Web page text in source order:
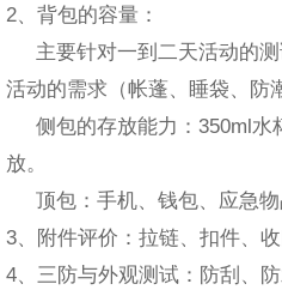
2、背包的容量：
主要针对一到二天活动的测
活动的需求（帐蓬、睡袋、防
侧包的存放能力：350ml水
放。
顶包：手机、钱包、应急物
3、附件评价：拉链、扣件、收
4、三防与外观测试：防刮、